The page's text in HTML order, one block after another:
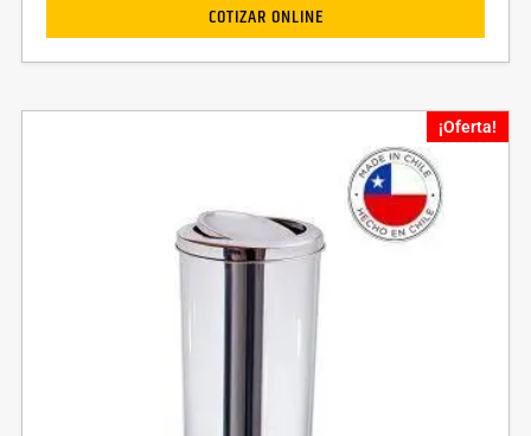
COTIZAR ONLINE
¡Oferta!